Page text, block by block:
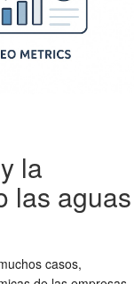
la
las aguas
casos,